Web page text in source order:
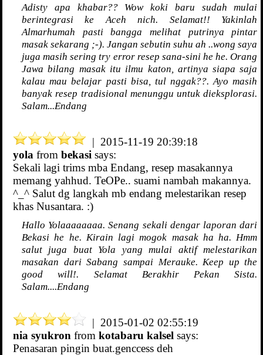
Adisty apa khabar?? Wow koki baru sudah mulai
berintegrasi ke Aceh nich. Selamat!! Yakinlah
Almarhumah pasti bangga melihat putrinya pintar
masak sekarang ;-). Jangan sebutin suhu ah ..wong saya
juga masih sering try error resep sana-sini he he. Orang
Jawa bilang masak itu ilmu katon, artinya siapa saja
kalau mau belajar pasti bisa, tul nggak??. Ayo masih
banyak resep tradisional menunggu untuk dieksplorasi.
Salam...Endang
| 2015-11-19 20:39:18
yola from bekasi says:
Sekali lagi trims mba Endang, resep masakannya
memang yahhud. TeOPe.. suami nambah makannya.
^_^ Salut dg langkah mb endang melestarikan resep
khas Nusantara. :)
Hallo Yolaaaaaaaa. Senang sekali dengar laporan dari
Bekasi he he. Kirain lagi mogok masak ha ha. Hmm
salut juga buat Yola yang mulai aktif melestarikan
masakan dari Sabang sampai Merauke. Keep up the
good will!. Selamat Berakhir Pekan Sista.
Salam....Endang
| 2015-01-02 02:55:19
nia syukron from kotabaru kalsel says:
Penasaran pingin buat.genccess deh